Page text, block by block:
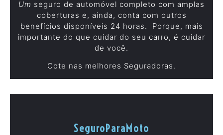
Um seguro de automóvel completo com amplas
coberturas e, ainda, conta com outros
benefícios disponíveis 24 horas. Porque, mais
importante do que cuidar do seu carro, é cuidar
de você.
Cote nas melhores Seguradoras.
SeguroParaMoto